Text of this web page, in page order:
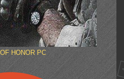
HONOR PC